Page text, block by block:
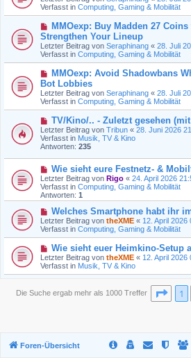
g
i
t
a
g
u
e
B
e
i
t
r
a
g
Verfasst in Computing, Gaming & Mobilität
N
e
u
e
r
B
i
t
r
g
MMOexp: Buy Madden 27
Strengthen Your Lineup
Letzter Beitrag von Seraphinang « 28. Juli
Verfasst in Computing, Gaming & Mobilität
N
u
e
r
B
i
t
r
MMOexp: Avoid Shadowbans
Bot Lobbies
Letzter Beitrag von Seraphinang « 28. Juli
Verfasst in Computing, Gaming & Mobilität
N
e
u
e
r
B
e
i
t
r
a
g
TV/Kino/.. - Zuletzt gesehen
Letzter Beitrag von Tribun « 28. Juni 2026
Verfasst in Musik, TV & Kino
Antworten: 235
N
e
u
e
r
B
e
i
t
a
g
Wie sieht eure Festnetz- &
Letzter Beitrag von Rigo « 24. April 2026
Verfasst in Computing, Gaming & Mobilität
Antworten: 1
N
e
u
e
B
e
i
t
a
Welches Smartphone habt ihr
Letzter Beitrag von theXME « 12. April 2026
Verfasst in Computing, Gaming & Mobilität
N
e
u
e
e
Wie sieht euer Heimkino-Setup
Letzter Beitrag von theXME « 12. April 2026
Verfasst in Musik, TV & Kino
Die Suche ergab mehr als 1000 Treffer Seite
1
Foren-Übersicht